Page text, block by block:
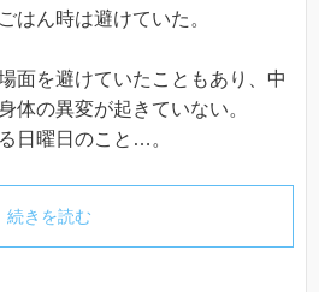
はん時は避けていた。
面を避けていたこともあり、中
体の異変が起きていない。
日曜日のこと…。
続きを読む